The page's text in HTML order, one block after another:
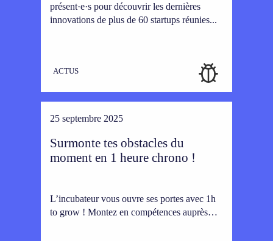
présent·e·s pour découvrir les dernières
innovations de plus de 60 startups réunies...
ACTUS
25 septembre 2025
Surmonte tes obstacles du
moment en 1 heure chrono !
L’incubateur vous ouvre ses portes avec 1h
to grow ! Montez en compétences auprès…